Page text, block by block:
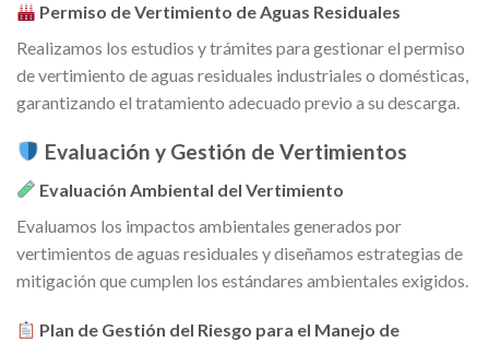
Permiso de Vertimiento de Aguas Residuales
Realizamos los estudios y trámites para gestionar el permiso
de vertimiento de aguas residuales industriales o domésticas,
garantizando el tratamiento adecuado previo a su descarga.
Evaluación y Gestión de Vertimientos
Evaluación Ambiental del Vertimiento
Evaluamos los impactos ambientales generados por
vertimientos de aguas residuales y diseñamos estrategias de
mitigación que cumplen los estándares ambientales exigidos.
Plan de Gestión del Riesgo para el Manejo de